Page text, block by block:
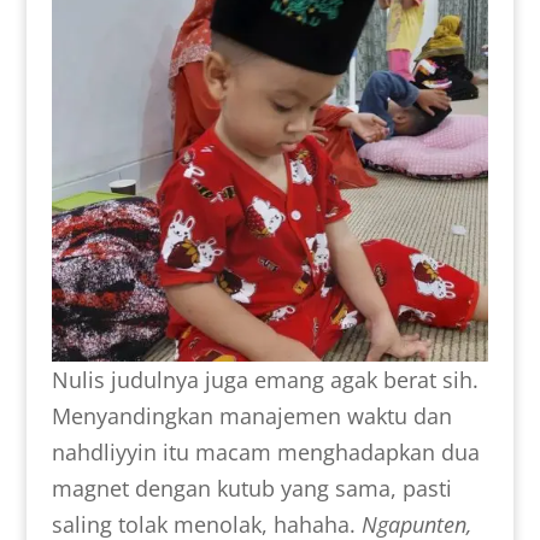
Nulis judulnya juga emang agak berat sih.
Menyandingkan manajemen waktu dan
nahdliyyin itu macam menghadapkan dua
magnet dengan kutub yang sama, pasti
saling tolak menolak, hahaha. Ngapunten,